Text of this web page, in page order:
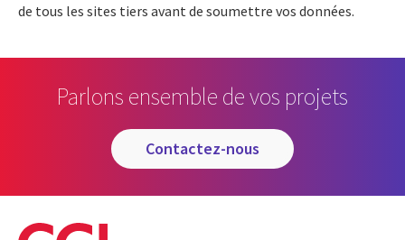
de tous les sites tiers avant de soumettre vos données.
Parlons ensemble de vos projets
contactez-nous